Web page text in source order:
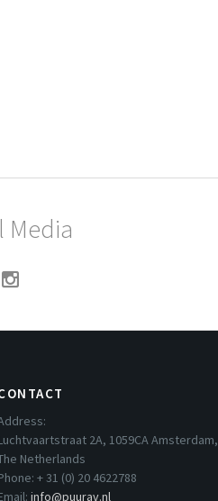
Media
2A, 1059CA Amsterdam,
Netherlands
+ 31 (0) 20 4622788
info@puurav.nl